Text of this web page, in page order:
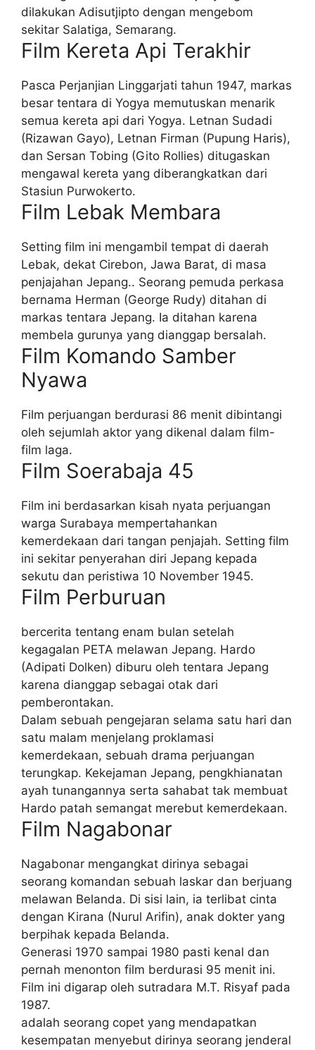
dilakukan Adisutjipto dengan mengebom
sekitar Salatiga, Semarang.
Film Kereta Api Terakhir
Pasca Perjanjian Linggarjati tahun 1947, markas
besar tentara di Yogya memutuskan menarik
semua kereta api dari Yogya. Letnan Sudadi
(Rizawan Gayo), Letnan Firman (Pupung Haris),
dan Sersan Tobing (Gito Rollies) ditugaskan
mengawal kereta yang diberangkatkan dari
Stasiun Purwokerto.
Film Lebak Membara
Setting film ini mengambil tempat di daerah
Lebak, dekat Cirebon, Jawa Barat, di masa
penjajahan Jepang.. Seorang pemuda perkasa
bernama Herman (George Rudy) ditahan di
markas tentara Jepang. Ia ditahan karena
membela gurunya yang dianggap bersalah.
Film Komando Samber
Nyawa
Film perjuangan berdurasi 86 menit dibintangi
oleh sejumlah aktor yang dikenal dalam film-
film laga.
Film Soerabaja 45
Film ini berdasarkan kisah nyata perjuangan
warga Surabaya mempertahankan
kemerdekaan dari tangan penjajah. Setting film
ini sekitar penyerahan diri Jepang kepada
sekutu dan peristiwa 10 November 1945.
Film Perburuan
bercerita tentang enam bulan setelah
kegagalan PETA melawan Jepang. Hardo
(Adipati Dolken) diburu oleh tentara Jepang
karena dianggap sebagai otak dari
pemberontakan.
Dalam sebuah pengejaran selama satu hari dan
satu malam menjelang proklamasi
kemerdekaan, sebuah drama perjuangan
terungkap. Kekejaman Jepang, pengkhianatan
ayah tunangannya serta sahabat tak membuat
Hardo patah semangat merebut kemerdekaan.
Film Nagabonar
Nagabonar mengangkat dirinya sebagai
seorang komandan sebuah laskar dan berjuang
melawan Belanda. Di sisi lain, ia terlibat cinta
dengan Kirana (Nurul Arifin), anak dokter yang
berpihak kepada Belanda.
Generasi 1970 sampai 1980 pasti kenal dan
pernah menonton film berdurasi 95 menit ini.
Film ini digarap oleh sutradara M.T. Risyaf pada
1987.
adalah seorang copet yang mendapatkan
kesempatan menyebut dirinya seorang jenderal